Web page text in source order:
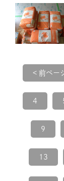
< 前ペー
4
9
13